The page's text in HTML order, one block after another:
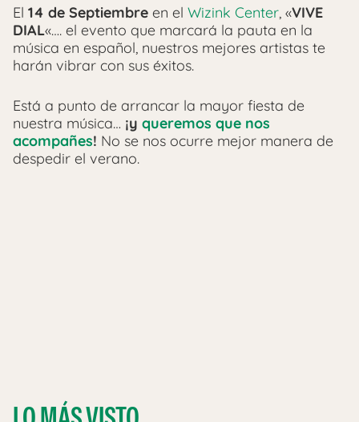
El 14 de Septiembre en el Wizink Center, «VIVE
DIAL«…. el evento que marcará la pauta en la
música en español, nuestros mejores artistas te
harán vibrar con sus éxitos.
Está a punto de arrancar la mayor fiesta de
nuestra música… ¡y queremos que nos
acompañes! No se nos ocurre mejor manera de
despedir el verano.